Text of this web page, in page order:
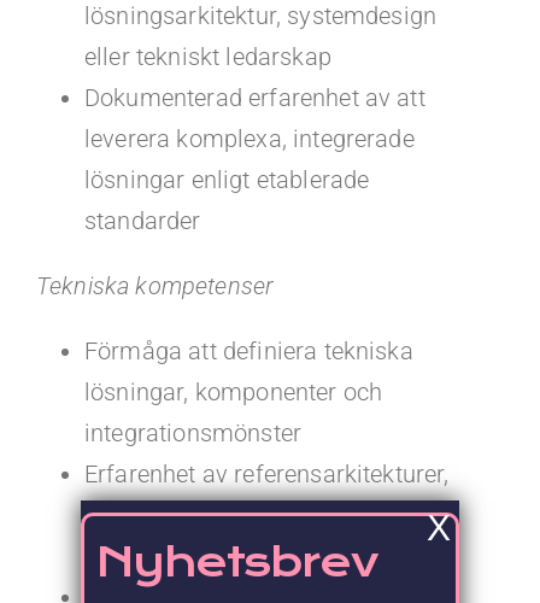
lösningsarkitektur, systemdesign
eller tekniskt ledarskap
Dokumenterad erfarenhet av att
leverera komplexa, integrerade
lösningar enligt etablerade
standarder
Tekniska kompetenser
Förmåga att definiera tekniska
lösningar, komponenter och
integrationsmönster
Erfarenhet av referensarkitekturer,
säkerhetskrav och
styrningsstandarder
Kompetens inom integration,
Nyhetsbrev
X